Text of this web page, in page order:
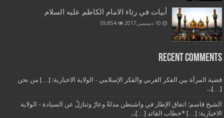
أبيات في رثاء الامام الكاظم عليه السلام
10 ديسمبر,2017 59,854
Recent Comments
قضية المرأة بين الفكر الغربي والفكر الإسلامي - الولاية الاخبارية: […] من نحن
[…]...
الشيخ قاسم: اتفاق الإطار في واشنطن مذلةٌ وعارٌ وتنازلٌ عن السيادة - الولاية
الاخبارية: […] *خطاب القائد […]...